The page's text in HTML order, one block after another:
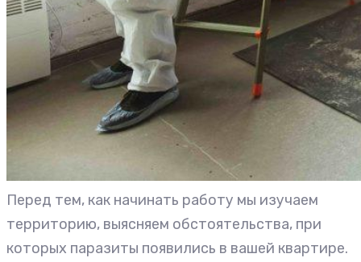
Перед тем, как начинать работу мы изучаем
территорию, выясняем обстоятельства, при
которых паразиты появились в вашей квартире.